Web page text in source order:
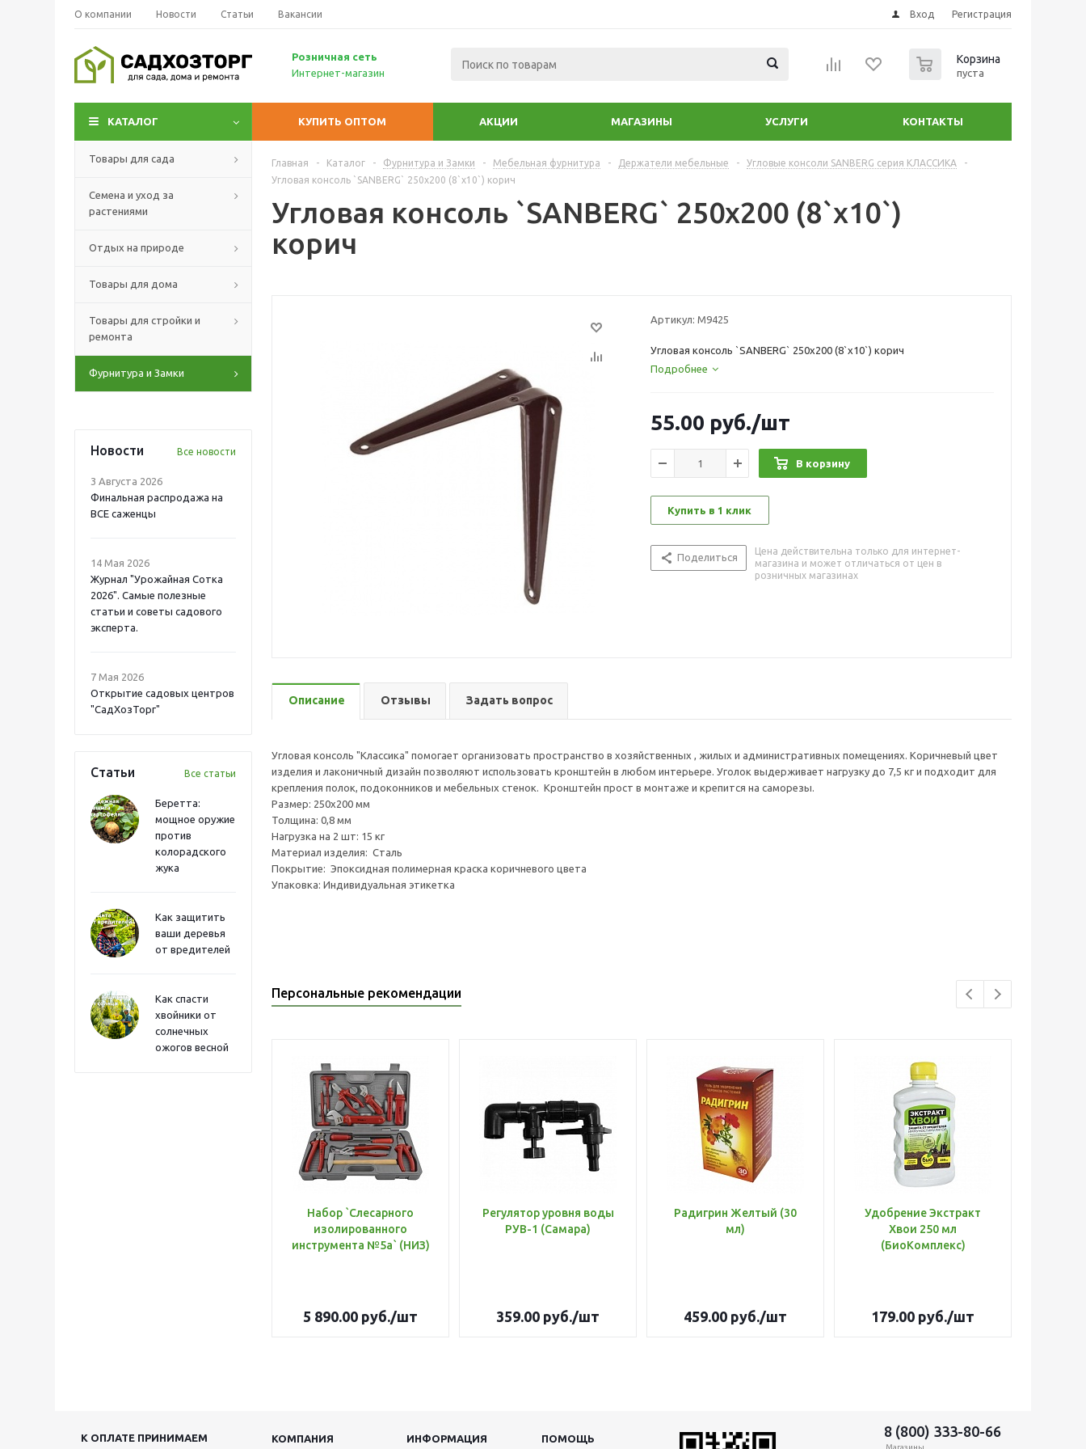
О компании Новости Статьи Вакансии Вход Регистрация
Розничная сеть
Интернет-магазин
Корзина
пуста
КАТАЛОГ КУПИТЬ ОПТОМ АКЦИИ МАГАЗИНЫ УСЛУГИ КОНТАКТЫ
Товары для сада
Семена и уход за
растениями
Отдых на природе
Товары для дома
Товары для стройки и
ремонта
Фурнитура и Замки
Новости Все новости
3 Августа 2026
Финальная распродажа на
ВСЕ саженцы
14 Мая 2026
Журнал "Урожайная Сотка
2026". Самые полезные
статьи и советы садового
эксперта.
7 Мая 2026
Открытие садовых центров
"СадХозТорг"
Статьи Все статьи
Беретта:
мощное оружие
против
колорадского
жука
Как защитить
ваши деревья
от вредителей
Как спасти
хвойники от
солнечных
ожогов весной
Главная - Каталог - Фурнитура и Замки - Мебельная фурнитура - Держатели мебельные - Угловые консоли SANBERG серия КЛАССИКА
-
Угловая консоль `SANBERG` 250х200 (8`х10`) корич
Угловая консоль `SANBERG` 250х200 (8`х10`)
корич
Артикул: М9425
Угловая консоль `SANBERG` 250х200 (8`х10`) корич
Подробнее
55.00 руб./шт
В корзину
Купить в 1 клик
Поделиться
Цена действительна только для интернет-
магазина и может отличаться от цен в
розничных магазинах
Описание Отзывы Задать вопрос
Угловая консоль "Классика" помогает организовать пространство в хозяйственных , жилых и административных помещениях. Коричневый цвет
изделия и лаконичный дизайн позволяют использовать кронштейн в любом интерьере. Уголок выдерживает нагрузку до 7,5 кг и подходит для
крепления полок, подоконников и мебельных стенок. Кронштейн прост в монтаже и крепится на саморезы.
Размер: 250х200 мм
Толщина: 0,8 мм
Нагрузка на 2 шт: 15 кг
Материал изделия: Сталь
Покрытие: Эпоксидная полимерная краска коричневого цвета
Упаковка: Индивидуальная этикетка
Персональные рекомендации
Набор `Слесарного
изолированного
инструмента №5а` (НИЗ)
5 890.00 руб./шт
Регулятор уровня воды
РУВ-1 (Самара)
359.00 руб./шт
Радигрин Желтый (30
мл)
459.00 руб./шт
Удобрение Экстракт
Хвои 250 мл
(БиоКомплекс)
179.00 руб./шт
К ОПЛАТЕ ПРИНИМАЕМ КОМПАНИЯ ИНФОРМАЦИЯ ПОМОЩЬ 8 (800) 333-80-66
Магазины